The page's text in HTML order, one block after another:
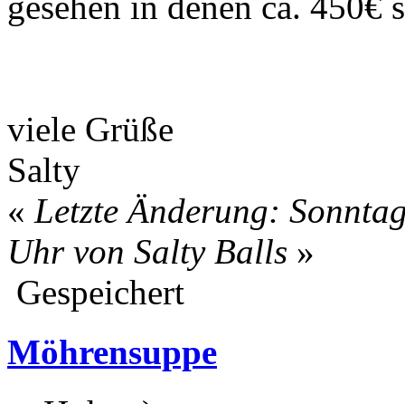
viele Grüße
Salty
« Letzte Änderung:
Uhr von Salty Balls »
Gespeichert
Möhrensuppe